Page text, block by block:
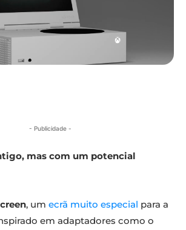
- Publicidade -
mas com um potencial
, um ecrã muito especial para a
em adaptadores como o